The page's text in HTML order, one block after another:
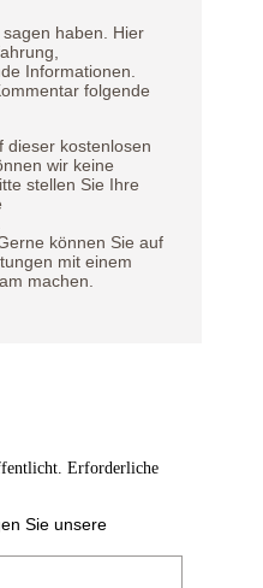
haben. Hier
Informationen.
folgende
dieser kostenlosen
wir keine
stellen Sie Ihre
können Sie auf
mit einem
machen.
Erforderliche
Sie unsere